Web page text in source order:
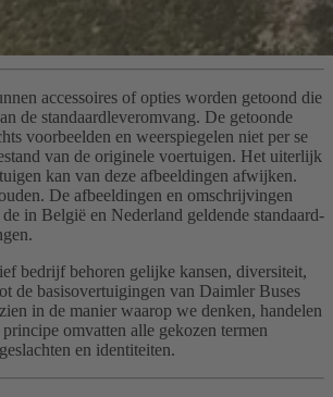
accessoires of opties worden getoond die
de standaardleveromvang. De getoonde
voorbeelden en weerspiegelen niet per se
van de originele voertuigen. Het uiterlijk
kan van deze afbeeldingen afwijken.
De afbeeldingen en omschrijvingen
in België en Nederland geldende standaard-
bedrijf behoren gelijke kansen, diversiteit,
de basisovertuigingen van Daimler Buses
in de manier waarop we denken, handelen
omvatten alle gekozen termen
en identiteiten.